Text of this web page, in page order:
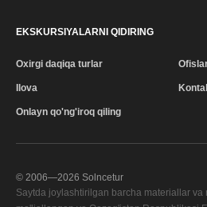
EKSKURSIYALARNI QIDIRING
Oxirgi daqiqa turlar
Ilova
Onlayn qo'ng'iroq qiling
© 2006—2026 Solncetur
Saytda joylashtirilgan barcha materiallar va